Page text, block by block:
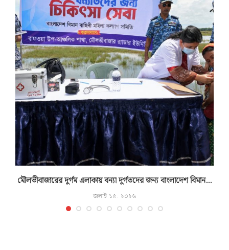
মৌলভীবাজারের দুর্গম এলাকায় বন্যা দুর্গতদের জন্য বাংলাদেশ বিমান...
জুলাই ১৫, ২০২৬